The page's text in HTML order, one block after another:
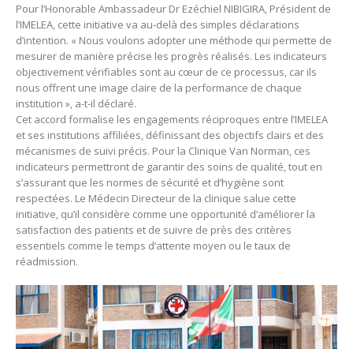
Pour l’Honorable Ambassadeur Dr Ezéchiel NIBIGIRA, Président de
l’IMELEA, cette initiative va au-delà des simples déclarations
d’intention. « Nous voulons adopter une méthode qui permette de
mesurer de manière précise les progrès réalisés. Les indicateurs
objectivement vérifiables sont au cœur de ce processus, car ils
nous offrent une image claire de la performance de chaque
institution », a-t-il déclaré.
Cet accord formalise les engagements réciproques entre l’IMELEA
et ses institutions affiliées, définissant des objectifs clairs et des
mécanismes de suivi précis. Pour la Clinique Van Norman, ces
indicateurs permettront de garantir des soins de qualité, tout en
s’assurant que les normes de sécurité et d’hygiène sont
respectées. Le Médecin Directeur de la clinique salue cette
initiative, qu’il considère comme une opportunité d’améliorer la
satisfaction des patients et de suivre de près des critères
essentiels comme le temps d’attente moyen ou le taux de
réadmission.